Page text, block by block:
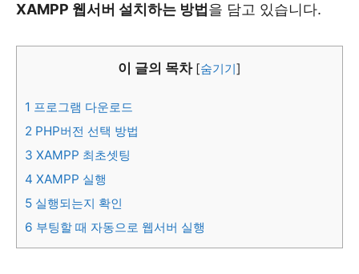
XAMPP 웹서버 설치하는 방법 을 담고 있습니다.
이 글의 목차 [숨기기]
1 프로그램 다운로드
2 PHP버전 선택 방법
3 XAMPP 최초셋팅
4 XAMPP 실행
5 실행되는지 확인
6 부팅할 때 자동으로 웹서버 실행